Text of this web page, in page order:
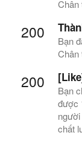
Chân
200
Bạn
Chân
200
Bạn
được
chất